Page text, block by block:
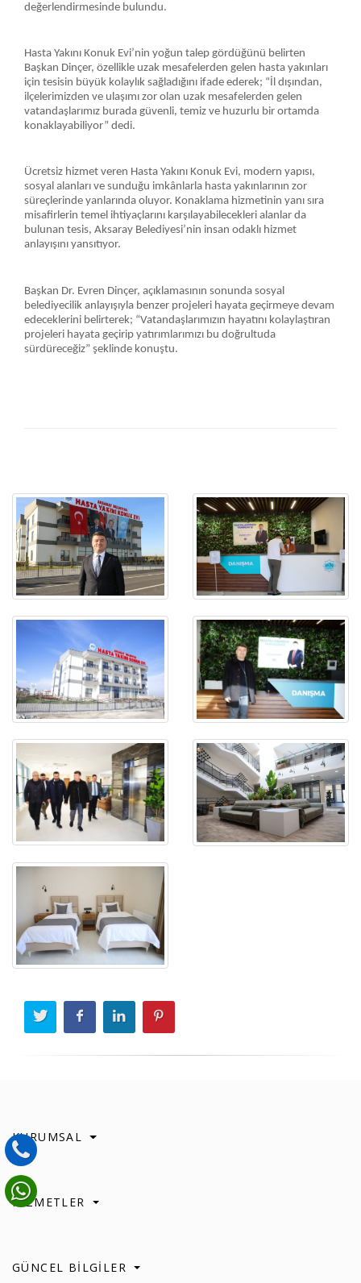
değerlendirmesinde bulundu.
Hasta Yakını Konuk Evi’nin yoğun talep gördüğünü belirten
Başkan Dinçer, özellikle uzak mesafelerden gelen hasta yakınları
için tesisin büyük kolaylık sağladığını ifade ederek; “İl dışından,
ilçelerimizden ve ulaşımı zor olan uzak mesafelerden gelen
vatandaşlarımız burada güvenli, temiz ve huzurlu bir ortamda
konaklayabiliyor” dedi.
Ücretsiz hizmet veren Hasta Yakını Konuk Evi, modern yapısı,
sosyal alanları ve sunduğu imkânlarla hasta yakınlarının zor
süreçlerinde yanlarında oluyor. Konaklama hizmetinin yanı sıra
misafirlerin temel ihtiyaçlarını karşılayabilecekleri alanlar da
bulunan tesis, Aksaray Belediyesi’nin insan odaklı hizmet
anlayışını yansıtıyor.
Başkan Dr. Evren Dinçer, açıklamasının sonunda sosyal
belediyecilik anlayışıyla benzer projeleri hayata geçirmeye devam
edeceklerini belirterek; “Vatandaşlarımızın hayatını kolaylaştıran
projeleri hayata geçirip yatırımlarımızı bu doğrultuda
sürdüreceğiz” şeklinde konuştu.
KURUMSAL
HİZMETLER
GÜNCEL BİLGİLER